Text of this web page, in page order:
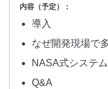
内容（予定）：
導入
なぜ開発現場で
NASA式システ
Q&A